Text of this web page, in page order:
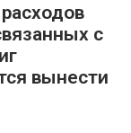
с
вынести